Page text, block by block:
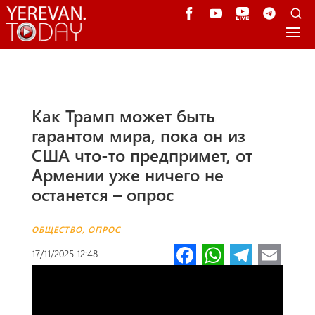
Как Трамп может быть
гарантом мира, пока он из
США что-то предпримет, от
Армении уже ничего не
останется – опрос
ОБЩЕСТВО, ОПРОС
17/11/2025 12:48 Fa W Te